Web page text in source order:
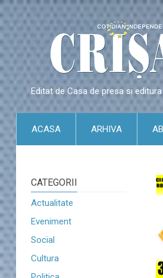
Editat de Casa de presa si
ACASA ARHIVA
CATEGORII
Actualitate
Eveniment
Social
Cultura